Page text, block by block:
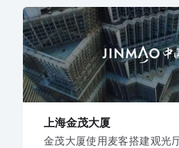
上海金茂大厦
金茂大厦使用麦客搭建观光